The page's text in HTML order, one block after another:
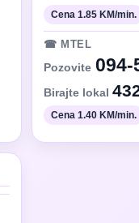
Cena 1.85 KM/min.
☎ MTEL
Pozovite 094-
Birajte lokal
Cena 1.40 KM/min.